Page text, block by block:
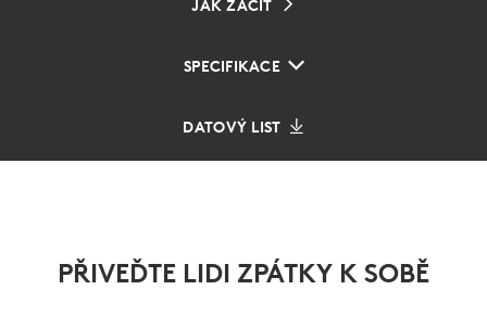
JAK ZAČÍT
SPECIFIKACE
DATOVÝ LIST
PŘIVEĎTE LIDI ZPÁTKY K SOBĚ